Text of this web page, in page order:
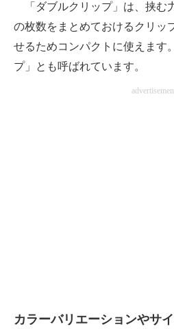
「ダブルクリップ」は、挟む
の枚数をまとめておけるクリッ
せるためコンパクトに使えます
プ」とも呼ばれています。
カラーバリエーションやサ